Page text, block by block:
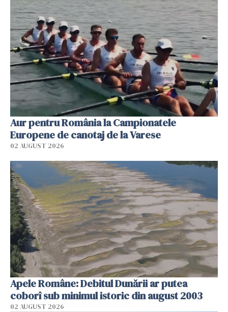
Aur pentru România la Campionatele
Europene de canotaj de la Varese
02 AUGUST 2026
Apele Române: Debitul Dunării ar putea
coborî sub minimul istoric din august 2003
02 AUGUST 2026